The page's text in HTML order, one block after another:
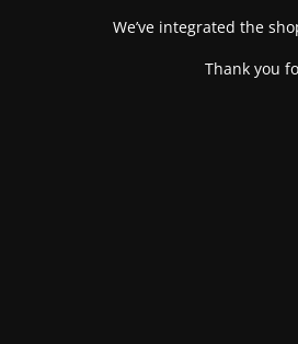
We’ve integrated the
Thank you